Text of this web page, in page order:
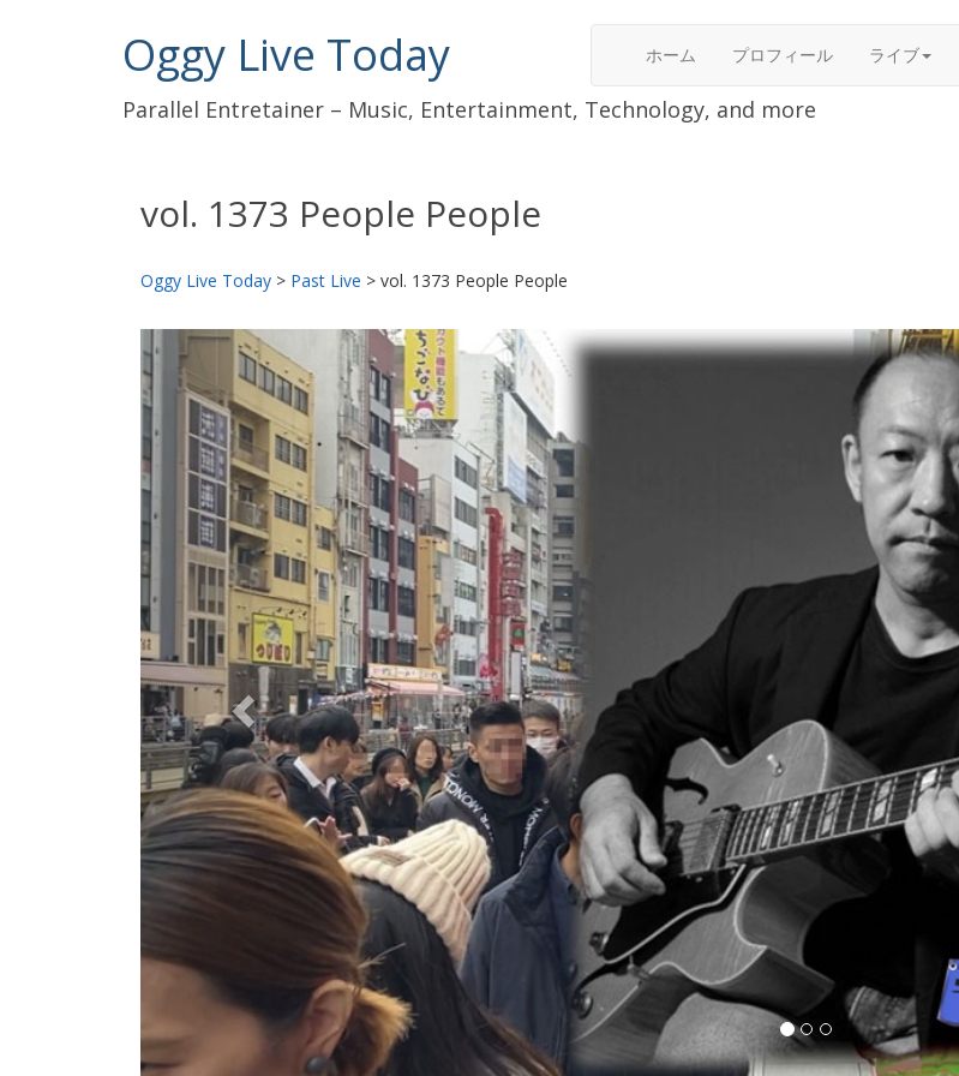
Oggy Live Today ホーム プロフィール ライブ
Parallel Entretainer – Music, Entertainment, Technology, and more
vol. 1373 People People
Oggy Live Today > Past Live > vol. 1373 People People
前
へ